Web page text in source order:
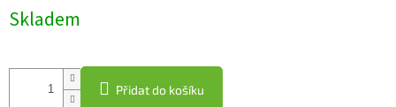
cena:
Skladem
Přidat do košíku